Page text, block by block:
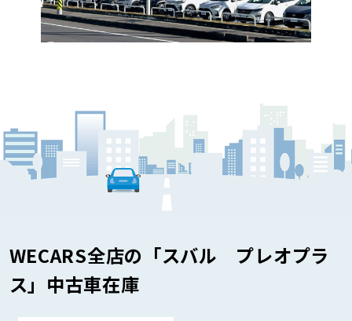
WECARS全店の「スバル プレオプラ
ス」中古車在庫